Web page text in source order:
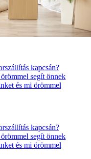
kapcsán?
segít önnek
és mi örömmel
kapcsán?
segít önnek
és mi örömmel